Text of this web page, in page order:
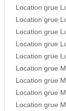
Location grue
Location grue
Location grue
Location grue
Location grue
Location grue
Location grue
Location grue
Location grue